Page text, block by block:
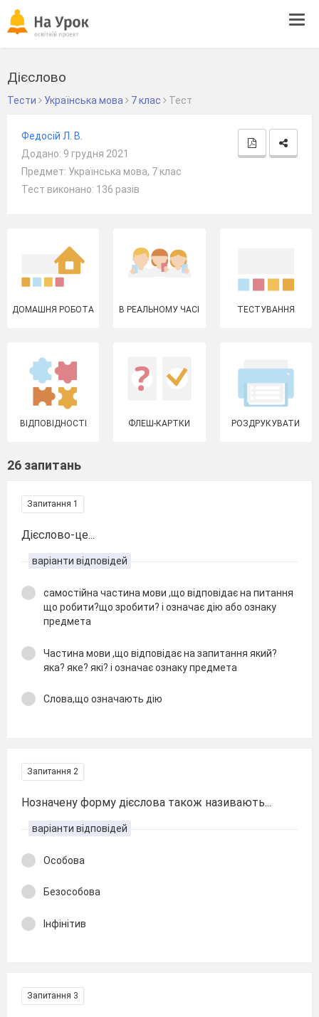
Дієслово
Тести Українська мова 7 клас Тест
Федосій Л. В.
Додано: 9 грудня 2021
Предмет: Українська мова, 7 клас
Тест виконано: 136 разів
ДОМАШНЯ РОБОТА В РЕАЛЬНОМУ ЧАСІ ТЕСТУВАННЯ
ВІДПОВІДНОСТІ ФЛЕШ-КАРТКИ РОЗДРУКУВАТИ
26 запитань
Запитання 1
Дієслово-це...
варіанти відповідей
самостійна частина мови ,що відповідає на питання
що робити?що зробити? і означає дію або ознаку
предмета
Частина мови ,що відповідає на запитання який?
яка? яке? які? і означає ознаку предмета
Слова,що означають дію
Запитання 2
Нозначену форму дієслова також називають...
варіанти відповідей
Особова
Безособова
Інфінітив
Запитання 3